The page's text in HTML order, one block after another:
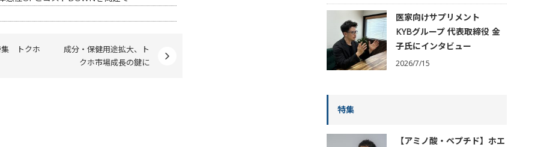
集 トクホ 成分・保健用途拡大、ト
クホ市場成長の鍵に
医家向けサプリメント
KYBグループ 代表取締役 金
子氏にインタビュー
2026/7/15
特集
【アミノ酸・ペプチド】ホエ